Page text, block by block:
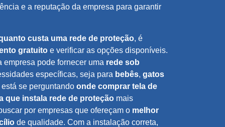
e a reputação da empresa para garantir
custa uma rede de proteção, é
gratuito e verificar as opções disponíveis.
empresa pode fornecer uma rede sob
específicas, seja para bebês, gatos
se perguntando onde comprar tela de
que instala rede de proteção mais
por empresas que ofereçam o melhor
de qualidade. Com a instalação correta,